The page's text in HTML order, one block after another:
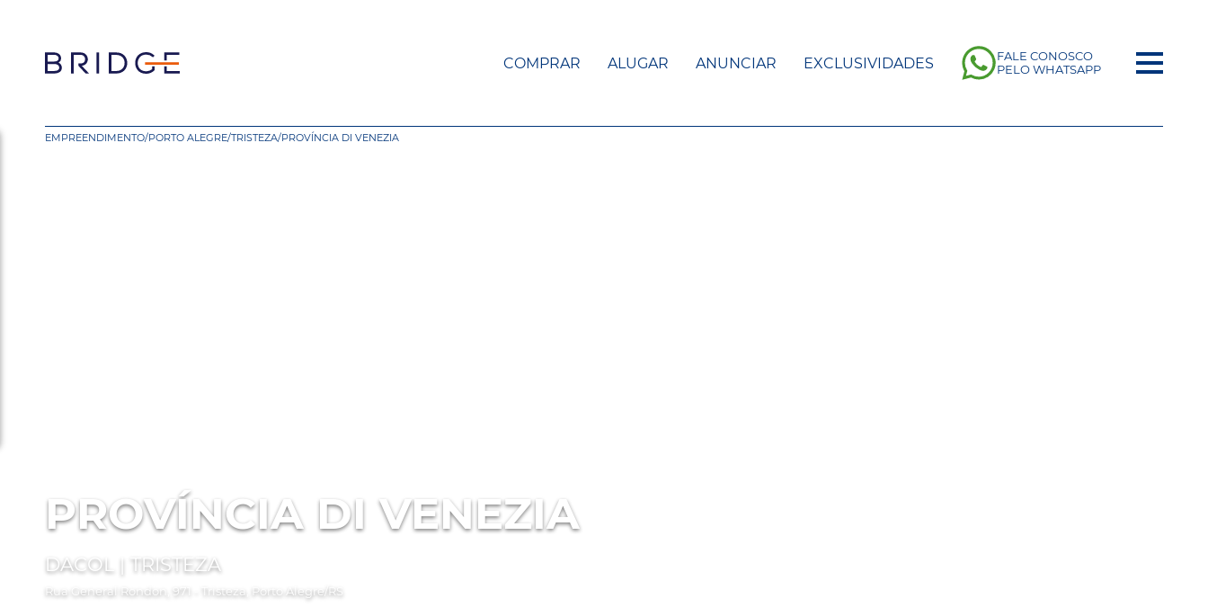
COMPRAR ALUGAR ANUNCIAR EXCLUSIVIDADES
FALE CONOSCO
PELO WHATSAPP
EMPREENDIMENTO/PORTO ALEGRE/TRISTEZA/PROVÍNCIA DI VENEZIA
PROVÍNCIA DI VENEZIA
DACOL | TRISTEZA
Rua General Rondon, 971 - Tristeza, Porto Alegre/RS